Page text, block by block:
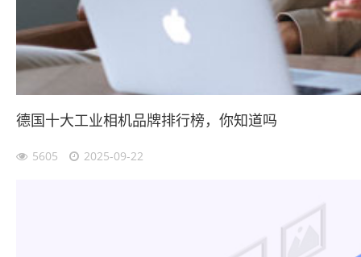
德国十大工业相机品牌排行榜，你知道吗
5605 2025-09-22